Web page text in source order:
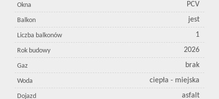
Okna PCV
Balkon jest
Liczba balkonów 1
Rok budowy 2026
Gaz brak
Woda ciepła - miejska
Dojazd asfalt